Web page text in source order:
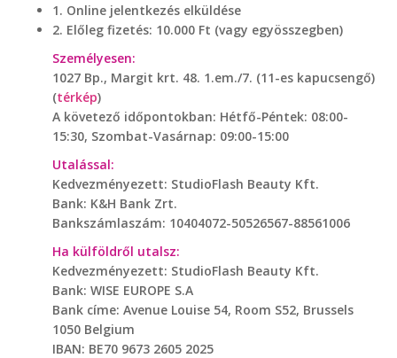
1. Online jelentkezés elküldése
2. Előleg fizetés: 10.000 Ft (vagy egyösszegben)
Személyesen:
1027 Bp., Margit krt. 48. 1.em./7. (11-es kapucsengő)
(térkép)
A követező időpontokban: Hétfő-Péntek: 08:00-
15:30, Szombat-Vasárnap: 09:00-15:00
Utalással:
Kedvezményezett: StudioFlash Beauty Kft.
Bank: K&H Bank Zrt.
Bankszámlaszám: 10404072-50526567-88561006
Ha külföldről utalsz:
Kedvezményezett: StudioFlash Beauty Kft.
Bank: WISE EUROPE S.A
Bank címe: Avenue Louise 54, Room S52, Brussels
1050 Belgium
IBAN: BE70 9673 2605 2025